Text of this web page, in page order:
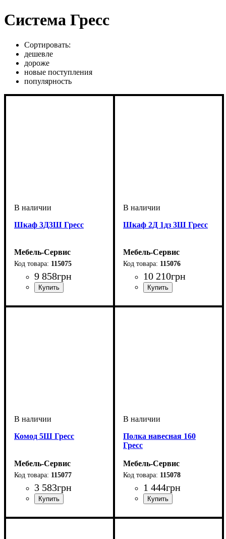
Система Гресс
Сортировать:
дешевле
дороже
новые поступления
популярность
Шкаф 3Д3Ш Гресс
Мебель-Сервис
115075
9 858грн
Шкаф 2Д 1дз 3Ш Гресс
Мебель-Сервис
115076
10 210грн
Комод 5Ш Гресс
Мебель-Сервис
115077
3 583грн
Полка навесная 160
Гресс
Мебель-Сервис
115078
1 444грн